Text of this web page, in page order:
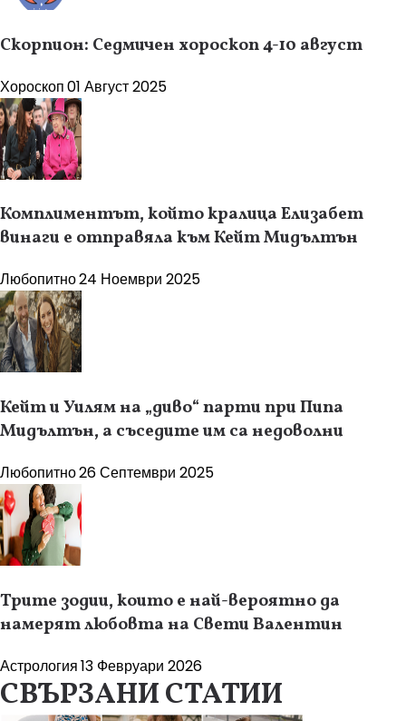
Скорпион: Седмичен хороскоп 4-10 август
Хороскоп01 Август 2025
Комплиментът, който кралица Елизабет
винаги е отправяла към Кейт Мидълтън
Любопитно24 Ноември 2025
Кейт и Уилям на „диво“ парти при Пипа
Мидълтън, а съседите им са недоволни
Любопитно26 Септември 2025
Трите зодии, които е най-вероятно да
намерят любовта на Свети Валентин
Астрология13 Февруари 2026
СВЪРЗАНИ СТАТИИ